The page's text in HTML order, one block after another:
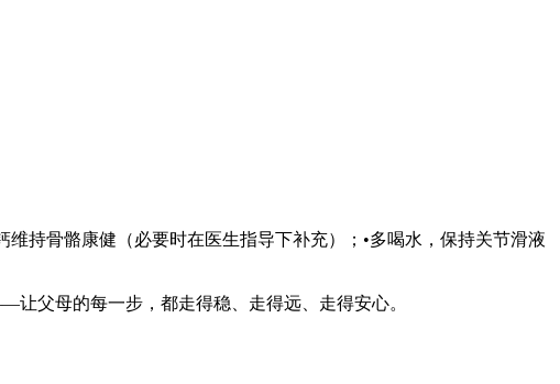
持骨骼康健（必要时在医生指导下补充）；•多喝水，保持关节滑液
让父母的每一步，都走得稳、走得远、走得安心。